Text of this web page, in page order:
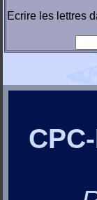
Ecrire les lettres